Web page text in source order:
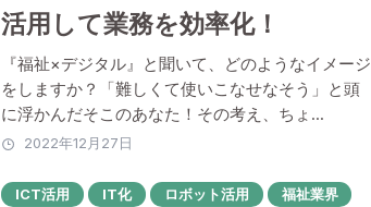
活用して業務を効率化！
『福祉×デジタル』と聞いて、どのようなイメージ
をしますか？「難しくて使いこなせなそう」と頭
に浮かんだそこのあなた！その考え、ちょ...
2022年12月27日
ICT活用 IT化 ロボット活用
福祉業界